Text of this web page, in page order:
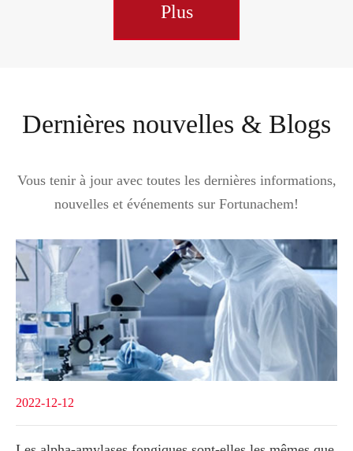
Plus
Dernières nouvelles & Blogs
Vous tenir à jour avec toutes les dernières informations,
nouvelles et événements sur Fortunachem!
2022-12-12